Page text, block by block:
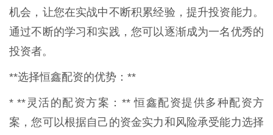
机会，让您在实战中不断积累经验，提升投资能力。
通过不断的学习和实践，您可以逐渐成为一名优秀的
投资者。
**选择恒鑫配资的优势：**
* **灵活的配资方案：** 恒鑫配资提供多种配资方
案，您可以根据自己的资金实力和风险承受能力选择